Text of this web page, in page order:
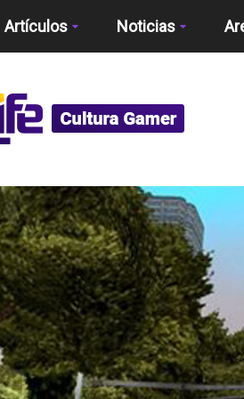
Artículos Noticias